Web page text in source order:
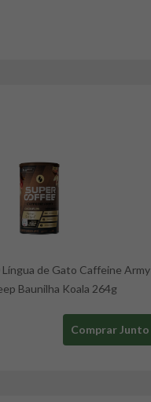
de Gato Caffeine Army
Baunilha Koala 264g
Comprar Junto